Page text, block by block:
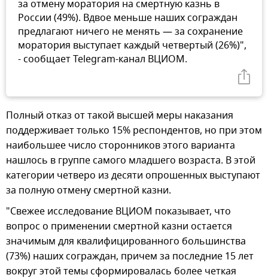
за отмену моратория на смертную казнь в
России (49%). Вдвое меньше наших сограждан
предлагают ничего не менять — за сохранение
моратория выступает каждый четвертый (26%)",
- сообщает Telegram-канал ВЦИОМ.
Полный отказ от такой высшей меры наказания
поддерживает только 15% респондентов, но при этом
наибольшее число сторонников этого варианта
нашлось в группе самого младшего возраста. В этой
категории четверо из десяти опрошенных выступают
за полную отмену смертной казни.
"Свежее исследование ВЦИОМ показывает, что
вопрос о применении смертной казни остается
значимым для квалифицированного большинства
(73%) наших сограждан, причем за последние 15 лет
вокруг этой темы сформировалась более четкая